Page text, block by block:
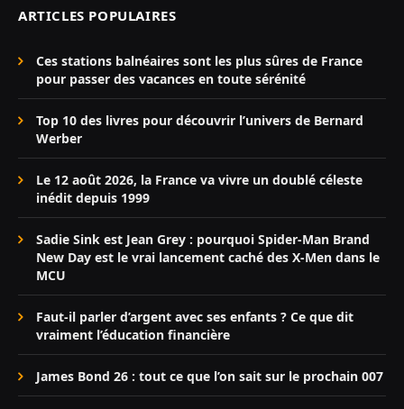
ARTICLES POPULAIRES
Ces stations balnéaires sont les plus sûres de France
pour passer des vacances en toute sérénité
Top 10 des livres pour découvrir l’univers de Bernard
Werber
Le 12 août 2026, la France va vivre un doublé céleste
inédit depuis 1999
Sadie Sink est Jean Grey : pourquoi Spider-Man Brand
New Day est le vrai lancement caché des X-Men dans le
MCU
Faut-il parler d’argent avec ses enfants ? Ce que dit
vraiment l’éducation financière
James Bond 26 : tout ce que l’on sait sur le prochain 007